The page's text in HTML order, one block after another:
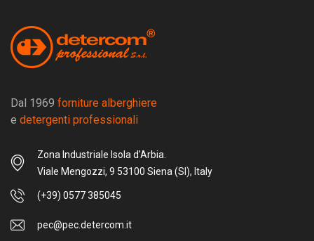
Dal 1969 forniture alberghiere
e detergenti professionali
Zona Industriale Isola d'Arbia.
Viale Mengozzi, 9 53100 Siena (SI), Italy
(+39) 0577 385045
pec@pec.detercom.it